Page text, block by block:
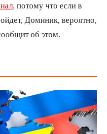
, потому что если в
Доминик, вероятно,
об этом.